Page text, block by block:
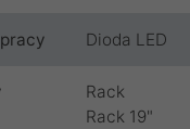
Dioda LED
Rack
Rack 19"